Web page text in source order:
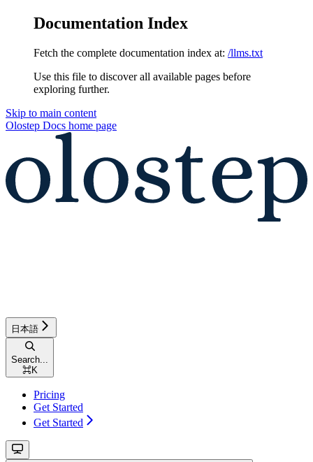
Documentation Index
Fetch the complete documentation index at: /llms.txt
Use this file to discover all available pages before
exploring further.
Skip to main content
Olostep Docs home page
日本語
Search...
⌘K
Pricing
Get Started
Get Started